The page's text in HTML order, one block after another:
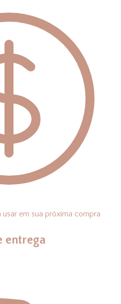
em sua próxima compra
entrega